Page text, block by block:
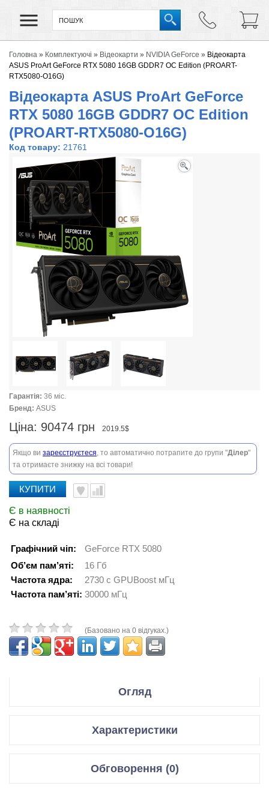
Головна » Комплектуючі » Відеокарти » NVIDIA GeForce » Відеокарта
ASUS ProArt GeForce RTX 5080 16GB GDDR7 OC Edition (PROART-
RTX5080-O16G)
Відеокарта ASUS ProArt GeForce
RTX 5080 16GB GDDR7 OC Edition
(PROART-RTX5080-O16G)
Код товару: 21761
Гарантія: 36 міс.
Бренд: ASUS
Ціна: 90474 грн 2019.5$
Якщо ви зареєструєтеся, то автоматично потрапите до групи "Ділер"
та отримаєте знижку на всі товари!
КУПИТИ
Є в наявності
Є на складі
Графічний чіп:
GeForce RTX 5080
Об’єм пам’яті:
16 Гб
Частота ядра:
2730 с GPUBoost мГц
Частота пам’яті: 30000 мГц
(Базовано на 0 відгуках.)
Огляд
Код производителя PROART-RTX5080-O16G
Характеристики
Обговорення (0)